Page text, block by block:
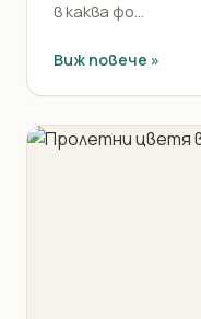
в каква фо...
Виж повече »